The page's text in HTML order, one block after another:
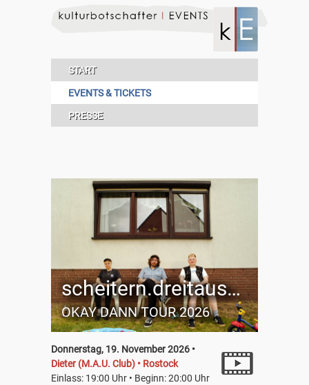
START
EVENTS & TICKETS
PRESSE
scheitern.dreitausend
OKAY DANN TOUR 2026
Donnerstag, 19. November 2026 •
Dieter (M.A.U. Club) • Rostock
Einlass: 19:00 Uhr • Beginn: 20:00 Uhr